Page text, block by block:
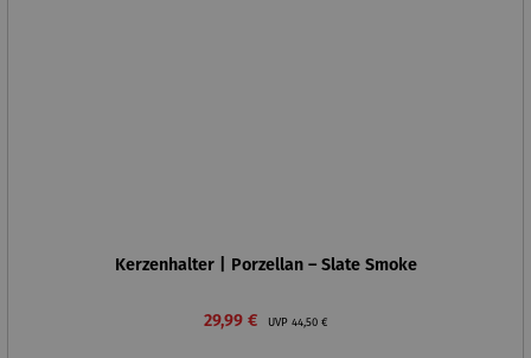
Kerzenhalter | Porzellan – Slate Smoke
Verkaufspreis:
29,99 € UVP Regulärer Preis:
44,50 €